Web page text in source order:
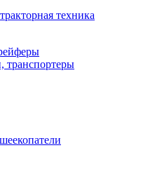
техника
транспортеры